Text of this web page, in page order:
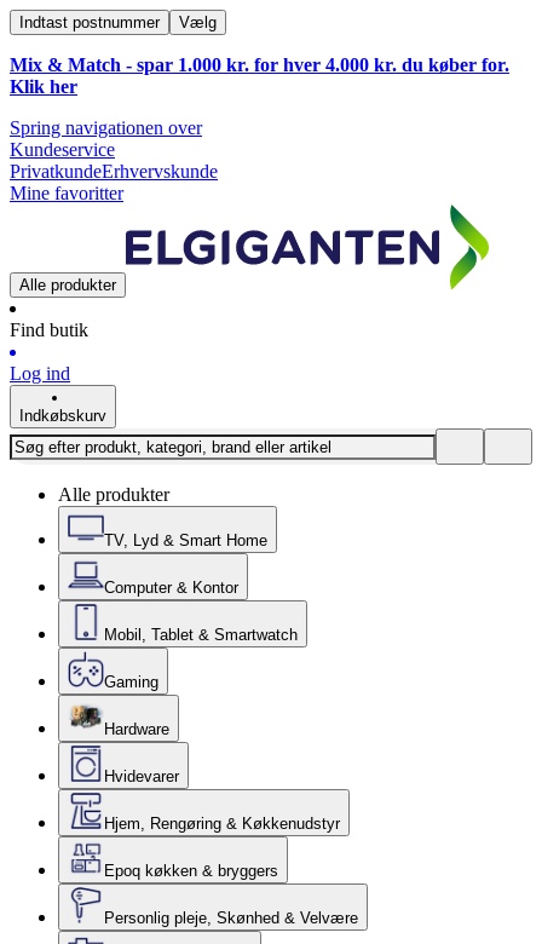
Indtast postnummer Vælg
Mix & Match - spar 1.000 kr. for hver 4.000 kr. du køber for.
Klik her
Spring navigationen over
Kundeservice
PrivatkundeErhvervskunde
Mine favoritter
Alle produkter
Find butik
Log ind
Indkøbskurv
Alle produkter
TV, Lyd & Smart Home
Computer & Kontor
Mobil, Tablet & Smartwatch
Gaming
Hardware
Hvidevarer
Hjem, Rengøring & Køkkenudstyr
Epoq køkken & bryggers
Personlig pleje, Skønhed & Velvære